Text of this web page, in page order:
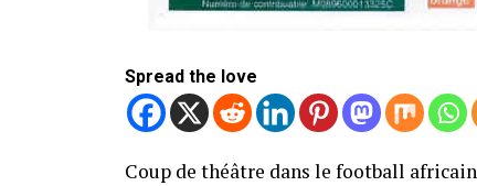
Spread the love
Coup de théâtre dans le football